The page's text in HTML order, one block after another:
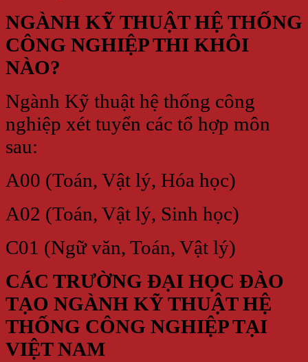
NGÀNH KỸ THUẬT HỆ THỐNG
CÔNG NGHIỆP THI KHÔI
NÀO?
Ngành Kỹ thuật hệ thống công
nghiệp xét tuyển các tổ hợp môn
sau:
A00 (Toán, Vật lý, Hóa học)
A02 (Toán, Vật lý, Sinh học)
C01 (Ngữ văn, Toán, Vật lý)
CÁC TRƯỜNG ĐẠI HỌC ĐÀO
TẠO NGÀNH KỸ THUẬT HỆ
THỐNG CÔNG NGHIỆP TẠI
VIỆT NAM